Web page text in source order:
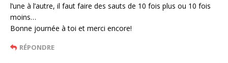
l’une à l’autre, il faut faire des sauts de 10 fois plus ou 10 fois
moins…
Bonne journée à toi et merci encore!
RÉPONDRE